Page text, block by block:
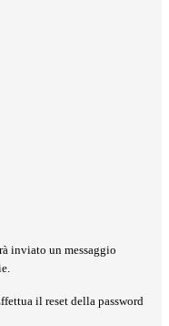
inviato un messaggio
il reset della password